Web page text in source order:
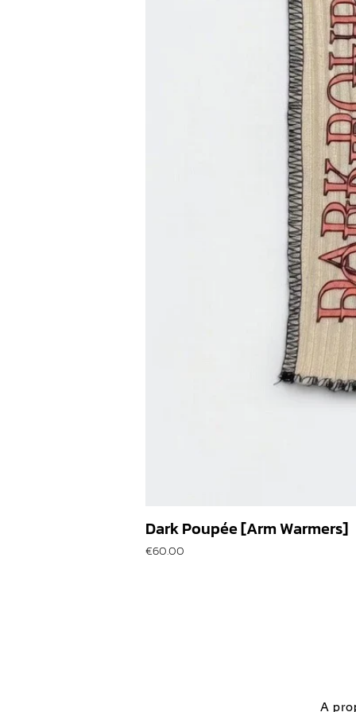
Dark Poupée [Arm Warmers]
價格
€60.00
A